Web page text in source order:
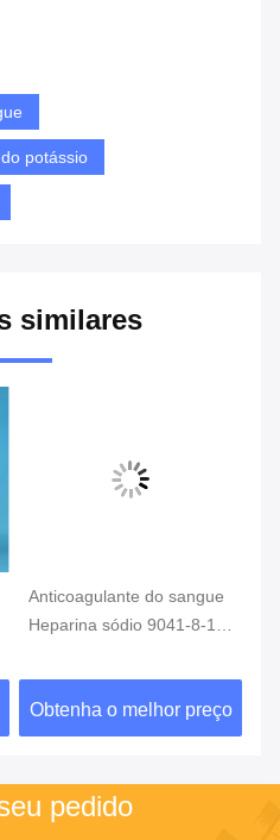
potássio
similares
Anticoagulante do sangue
Heparina sódio 9041-8-1
de sangue
Obtenha o melhor preço
pedido